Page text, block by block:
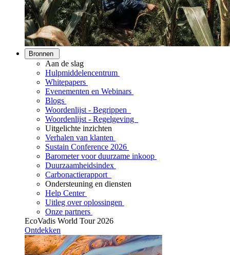
Bronnen
Aan de slag
Hulpmiddelencentrum
Whitepapers
Evenementen en Webinars
Blogs
Woordenlijst - Begrippen
Woordenlijst - Regelgeving
Uitgelichte inzichten
Verhalen van klanten
Sustain Conference 2026
Barometer voor duurzame inkoop
Duurzaamheidsindex
Carbonactierapport
Ondersteuning en diensten
Help Center
Uitleg over oplossingen
Onze partners
EcoVadis World Tour 2026
Ontdekken